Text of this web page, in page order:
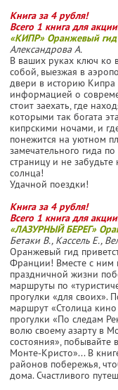
Книга за 4 рубля!
Всего 1 книга для
«КИПР» Оранжевый гид
Александрова А.
В ваших руках ключ ко
собой, выезжая в
двери в историю
информацией о
стоит заехать, где
которыми так богата
кипрскими ночами, и
понежится на уютном
замечательного гида
страницу и не
солнца!
Удачной поездки!
Книга за 4 рубля!
Всего 1 книга для
«ЛАЗУРНЫЙ БЕРЕГ»
Бетаки В., Кассель Е.,
Оранжевый гид
Франции! Вместе с ним
праздничной жизни
маршруты по
прогулки «для своих».
маршрут «Столица
прогулки «По следам
волю своему азарту в
состояния»,
Монте-Кристо»... В
районов побережья,
дома. Счастливого